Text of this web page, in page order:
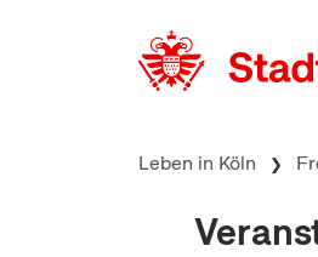
Leben in Köln